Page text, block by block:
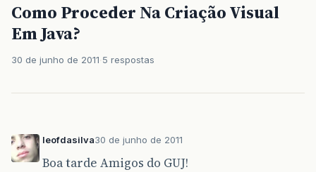
Como Proceder Na Criação Visual
Em Java?
30 de junho de 2011 5 respostas
leofdasilva30 de junho de 2011
Boa tarde Amigos do GUJ!